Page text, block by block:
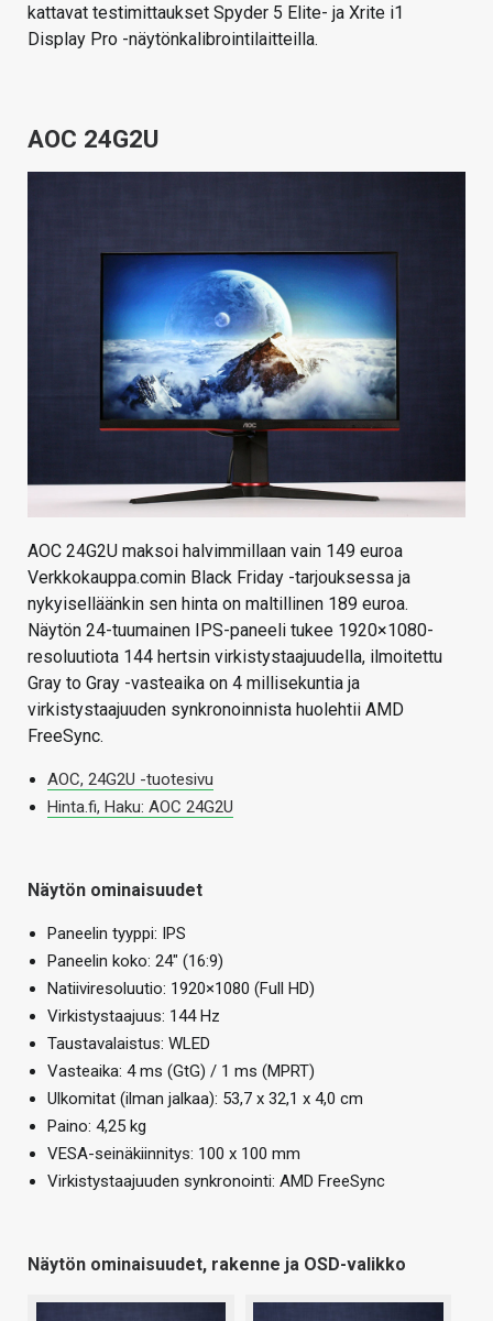
kattavat testimittaukset Spyder 5 Elite- ja Xrite i1
Display Pro -näytönkalibrointilaitteilla.
AOC 24G2U
AOC 24G2U maksoi halvimmillaan vain 149 euroa
Verkkokauppa.comin Black Friday -tarjouksessa ja
nykyiselläänkin sen hinta on maltillinen 189 euroa.
Näytön 24-tuumainen IPS-paneeli tukee 1920×1080-
resoluutiota 144 hertsin virkistystaajuudella, ilmoitettu
Gray to Gray -vasteaika on 4 millisekuntia ja
virkistystaajuuden synkronoinnista huolehtii AMD
FreeSync.
AOC, 24G2U -tuotesivu
Hinta.fi, Haku: AOC 24G2U
Näytön ominaisuudet
Paneelin tyyppi: IPS
Paneelin koko: 24″ (16:9)
Natiiviresoluutio: 1920×1080 (Full HD)
Virkistystaajuus: 144 Hz
Taustavalaistus: WLED
Vasteaika: 4 ms (GtG) / 1 ms (MPRT)
Ulkomitat (ilman jalkaa): 53,7 x 32,1 x 4,0 cm
Paino: 4,25 kg
VESA-seinäkiinnitys: 100 x 100 mm
Virkistystaajuuden synkronointi: AMD FreeSync
Näytön ominaisuudet, rakenne ja OSD-valikko